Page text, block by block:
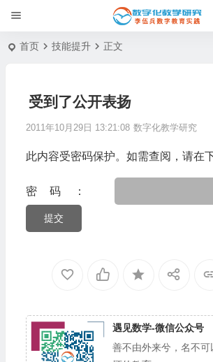
首页 技能提升 正文
受到了公开表扬
2011年10月29日 13:21:08 数字化教学研究
此内容受密码保护。如需查阅，请在
密码：
遇见数学-微信公众号
善不由外来兮，名不